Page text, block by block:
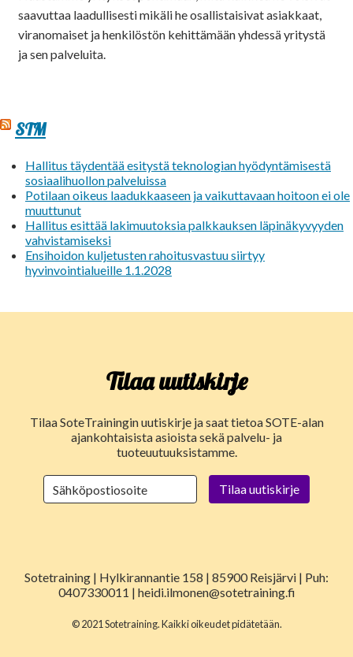
saavuttaa laadullisesti mikäli he osallistaisivat asiakkaat,
viranomaiset ja henkilöstön kehittämään yhdessä yritystä
ja sen palveluita.
STM
Hallitus täydentää esitystä teknologian hyödyntämisestä
sosiaalihuollon palveluissa
Potilaan oikeus laadukkaaseen ja vaikuttavaan hoitoon ei ole
muuttunut
Hallitus esittää lakimuutoksia palkkauksen läpinäkyvyyden
vahvistamiseksi
Ensihoidon kuljetusten rahoitusvastuu siirtyy
hyvinvointialueille 1.1.2028
Tilaa uutiskirje
Tilaa SoteTrainingin uutiskirje ja saat tietoa SOTE-alan
ajankohtaisista asioista sekä palvelu- ja
tuoteuutuuksistamme.
Sotetraining | Hylkirannantie 158 | 85900 Reisjärvi | Puh:
0407330011 | heidi.ilmonen@sotetraining.fi
© 2021 Sotetraining. Kaikki oikeudet pidätetään.